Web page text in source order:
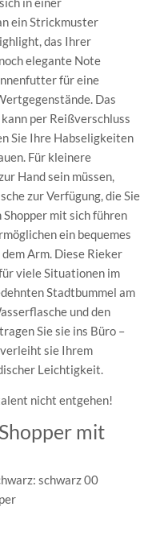
ein Strickmuster
das Ihrer
elegante Note
für eine
Das
per Reißverschluss
Sie Ihre Habseligkeiten
Für kleinere
Hand sein müssen,
zur Verfügung, die Sie
Shopper mit sich führen
ein bequemes
Arm. Diese Rieker
viele Situationen im
Stadtbummel am
und den
Sie sie ins Büro –
sie Ihrem
Leichtigkeit.
nicht entgehen!
mit
schwarz 00